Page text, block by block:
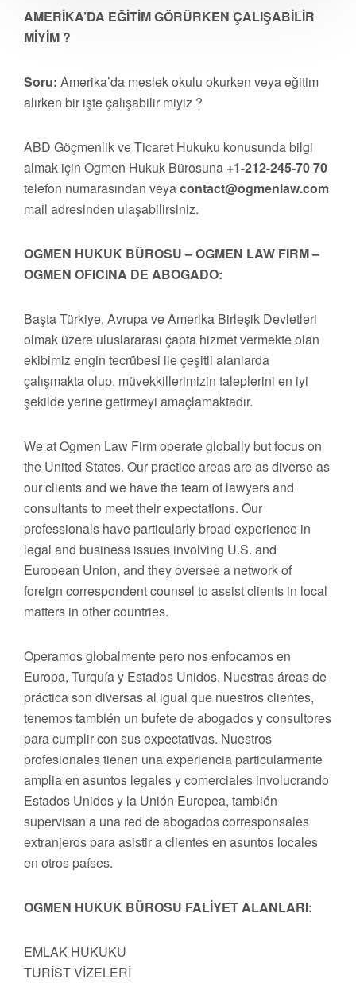
AMERİKA’DA EĞİTİM GÖRÜRKEN ÇALIŞABİLİR
MİYİM ?
Soru: Amerika’da meslek okulu okurken veya eğitim
alırken bir işte çalışabilir miyiz ?
ABD Göçmenlik ve Ticaret Hukuku konusunda bilgi
almak için Ogmen Hukuk Bürosuna +1-212-245-70 70
telefon numarasından veyacontact@ogmenlaw.com
mail adresinden ulaşabilirsiniz.
OGMEN HUKUK BÜROSU – OGMEN LAW FIRM –
OGMEN OFICINA DE ABOGADO:
Başta Türkiye, Avrupa ve Amerika Birleşik Devletleri
olmak üzere uluslararası çapta hizmet vermekte olan
ekibimiz engin tecrübesi ile çeşitli alanlarda
çalışmakta olup, müvekkillerimizin taleplerini en iyi
şekilde yerine getirmeyi amaçlamaktadır.
We at Ogmen Law Firm operate globally but focus on
the United States. Our practice areas are as diverse as
our clients and we have the team of lawyers and
consultants to meet their expectations. Our
professionals have particularly broad experience in
legal and business issues involving U.S. and
European Union, and they oversee a network of
foreign correspondent counsel to assist clients in local
matters in other countries.
Operamos globalmente pero nos enfocamos en
Europa, Turquía y Estados Unidos. Nuestras áreas de
práctica son diversas al igual que nuestros clientes,
tenemos también un bufete de abogados y consultores
para cumplir con sus expectativas. Nuestros
profesionales tienen una experiencia particularmente
amplia en asuntos legales y comerciales involucrando
Estados Unidos y la Unión Europea, también
supervisan a una red de abogados corresponsales
extranjeros para asistir a clientes en asuntos locales
en otros países.
OGMEN HUKUK BÜROSU FALİYET ALANLARI:
EMLAK HUKUKU
TURİST VİZELERİ